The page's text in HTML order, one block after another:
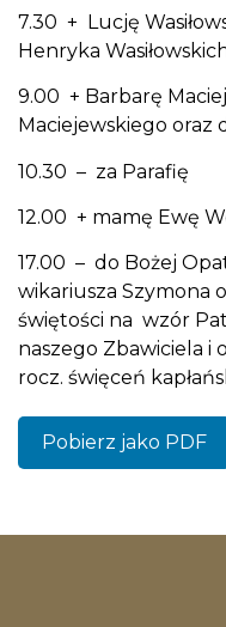
7.30 + Lucję
Henryka
9.00 + Barbarę
Maciejewskiego oraz
10.30 – za Parafię
12.00 + mamę Ewę
17.00 – do Bożej
wikariusza Szymona
świętości na wzór
naszego Zbawiciela i
rocz. święceń
Pobierz jako PDF